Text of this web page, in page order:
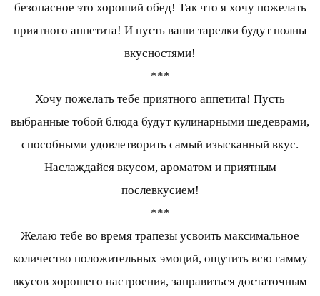
безопасное это хороший обед! Так что я хочу пожелать
приятного аппетита! И пусть ваши тарелки будут полны
вкусностями!
***
Хочу пожелать тебе приятного аппетита! Пусть
выбранные тобой блюда будут кулинарными шедеврами,
способными удовлетворить самый изысканный вкус.
Наслаждайся вкусом, ароматом и приятным
послевкусием!
***
Желаю тебе во время трапезы усвоить максимальное
количество положительных эмоций, ощутить всю гамму
вкусов хорошего настроения, заправиться достаточным